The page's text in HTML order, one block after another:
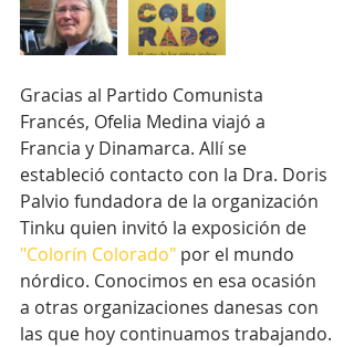
Gracias al Partido Comunista
Francés, Ofelia Medina viajó a
Francia y Dinamarca. Allí se
estableció contacto con la Dra. Doris
Palvio fundadora de la organización
Tinku quien invitó la exposición de
"Colorín Colorado" por el mundo
nórdico. Conocimos en esa ocasión
a otras organizaciones danesas con
las que hoy continuamos trabajando.